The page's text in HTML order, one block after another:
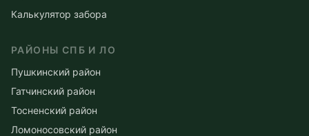
Калькулятор забора
РАЙОНЫ СПБ И ЛО
Пушкинский район
Гатчинский район
Тосненский район
Ломоносовский район